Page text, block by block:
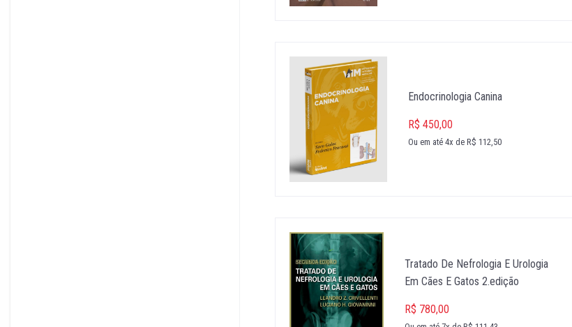
Endocrinologia Canina
R$ 450,00
Ou em até 4x de R$ 112,50
Tratado De Nefrologia E Urologia
Em Cães E Gatos 2.edição
R$ 780,00